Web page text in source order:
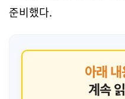
준비했다.
아래
계속